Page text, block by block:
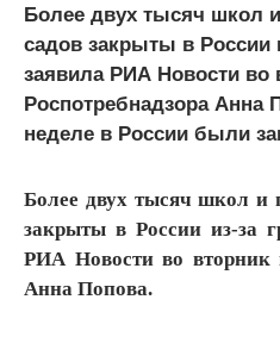
Более двух тысяч школ
садов закрыты в России
заявила РИА Новости во
Роспотребнадзора
неделе в России были
Более двух тысяч школ и
закрыты в России из-за
РИА Новости во вторник
Анна Попова.